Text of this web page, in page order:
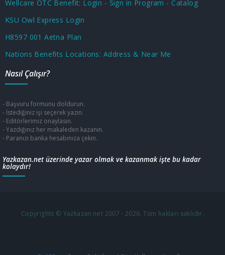
Wellcare OTC Benefit: Login - Sign in Program - Catalog
KSU Owl Express Login
H8597 001 Aetna Plan
Nations Benefits Locations: Address & Near Me
Nasıl Çalışır?
- Başvuru formunu doldurun.
- İstediğiniz işi seçerek yazın.
- Editörlerimiz onaylasın.
- Yazdığınız her makaleden kazanın.
- Paranızı banka hesabınıza çekin.
Yazkazan.net üzerinde yazar olmak ve kazanmak işte bu kadar
kolaydır!
Copyrights © Yazkazan.net 2007 - 2026. Tüm hakları saklıdır.